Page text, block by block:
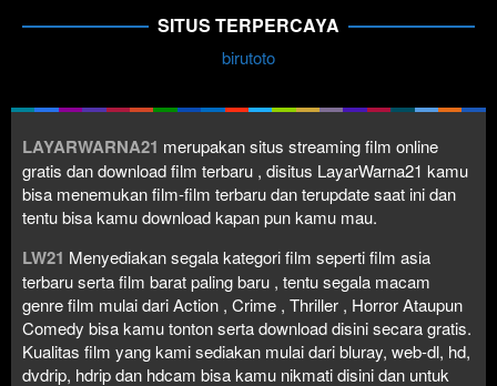
SITUS TERPERCAYA
birutoto
LAYARWARNA21 merupakan situs streaming film online
gratis dan download film terbaru , disitus LayarWarna21 kamu
bisa menemukan film-film terbaru dan terupdate saat ini dan
tentu bisa kamu download kapan pun kamu mau.
LW21 Menyediakan segala kategori film seperti film asia
terbaru serta film barat paling baru , tentu segala macam
genre film mulai dari Action , Crime , Thriller , Horror Ataupun
Comedy bisa kamu tonton serta download disini secara gratis.
Kualitas film yang kami sediakan mulai dari bluray, web-dl, hd,
dvdrip, hdrip dan hdcam bisa kamu nikmati disini dan untuk